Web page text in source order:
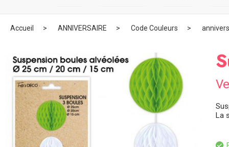
Accueil ANNIVERSAIRE Code Couleurs
La